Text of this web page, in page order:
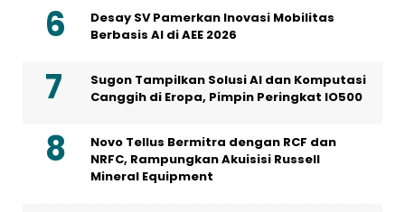
Desay SV Pamerkan Inovasi Mobilitas
Berbasis AI di AEE 2026
Sugon Tampilkan Solusi AI dan Komputasi
Canggih di Eropa, Pimpin Peringkat IO500
Novo Tellus Bermitra dengan RCF dan
NRFC, Rampungkan Akuisisi Russell
Mineral Equipment